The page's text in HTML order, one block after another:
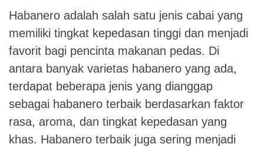
Habanero adalah salah satu jenis cabai yang
memiliki tingkat kepedasan tinggi dan menjadi
favorit bagi pencinta makanan pedas. Di
antara banyak varietas habanero yang ada,
terdapat beberapa jenis yang dianggap
sebagai habanero terbaik berdasarkan faktor
rasa, aroma, dan tingkat kepedasan yang
khas. Habanero terbaik juga sering menjadi